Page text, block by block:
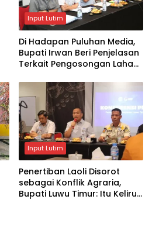
Input Lutim
Di Hadapan Puluhan Media,
Bupati Irwan Beri Penjelasan
Terkait Pengosongan Lahan
Input Lutim
Penertiban Laoli Disorot
sebagai Konflik Agraria,
Bupati Luwu Timur: Itu Keliru,